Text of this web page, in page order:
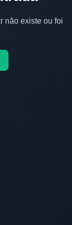
não existe ou foi